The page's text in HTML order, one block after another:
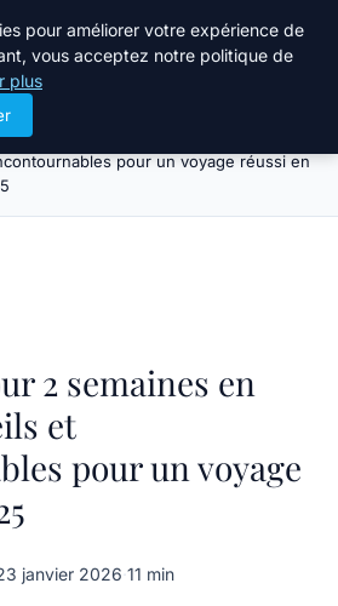
pour 2 semaines en Italie : conseils
pour un voyage réussi en
2 semaines en
et
pour un voyage
janvier 2026·11 min
pour améliorer votre expérience de
vous acceptez notre politique de
plus